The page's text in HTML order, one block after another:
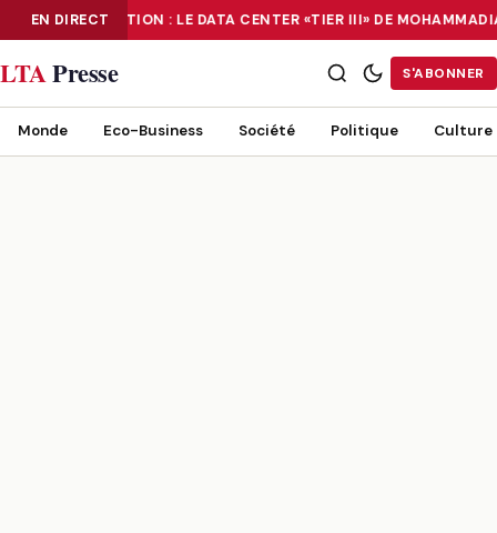
EN DIRECT
NUMÉRISATION : LE DATA CENTER «TIER III» DE
NUMÉRISATION : LE DATA CENTER «TIER III» DE MOHAMMADIA, UN
LTAPresse S'ABONNER
Monde Eco-Business Société Politique Culture